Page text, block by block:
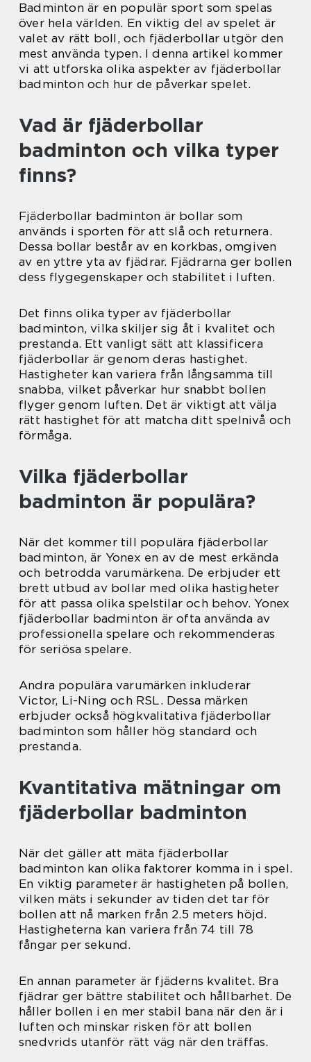
Badminton är en populär sport som spelas
över hela världen. En viktig del av spelet är
valet av rätt boll, och fjäderbollar utgör den
mest använda typen. I denna artikel kommer
vi att utforska olika aspekter av fjäderbollar
badminton och hur de påverkar spelet.
Vad är fjäderbollar
badminton och vilka typer
finns?
Fjäderbollar badminton är bollar som
används i sporten för att slå och returnera.
Dessa bollar består av en korkbas, omgiven
av en yttre yta av fjädrar. Fjädrarna ger bollen
dess flygegenskaper och stabilitet i luften.
Det finns olika typer av fjäderbollar
badminton, vilka skiljer sig åt i kvalitet och
prestanda. Ett vanligt sätt att klassificera
fjäderbollar är genom deras hastighet.
Hastigheter kan variera från långsamma till
snabba, vilket påverkar hur snabbt bollen
flyger genom luften. Det är viktigt att välja
rätt hastighet för att matcha ditt spelnivå och
förmåga.
Vilka fjäderbollar
badminton är populära?
När det kommer till populära fjäderbollar
badminton, är Yonex en av de mest erkända
och betrodda varumärkena. De erbjuder ett
brett utbud av bollar med olika hastigheter
för att passa olika spelstilar och behov. Yonex
fjäderbollar badminton är ofta använda av
professionella spelare och rekommenderas
för seriösa spelare.
Andra populära varumärken inkluderar
Victor, Li-Ning och RSL. Dessa märken
erbjuder också högkvalitativa fjäderbollar
badminton som håller hög standard och
prestanda.
Kvantitativa mätningar om
fjäderbollar badminton
När det gäller att mäta fjäderbollar
badminton kan olika faktorer komma in i spel.
En viktig parameter är hastigheten på bollen,
vilken mäts i sekunder av tiden det tar för
bollen att nå marken från 2.5 meters höjd.
Hastigheterna kan variera från 74 till 78
fångar per sekund.
En annan parameter är fjäderns kvalitet. Bra
fjädrar ger bättre stabilitet och hållbarhet. De
håller bollen i en mer stabil bana när den är i
luften och minskar risken för att bollen
snedvrids utanför rätt väg när den träffas.